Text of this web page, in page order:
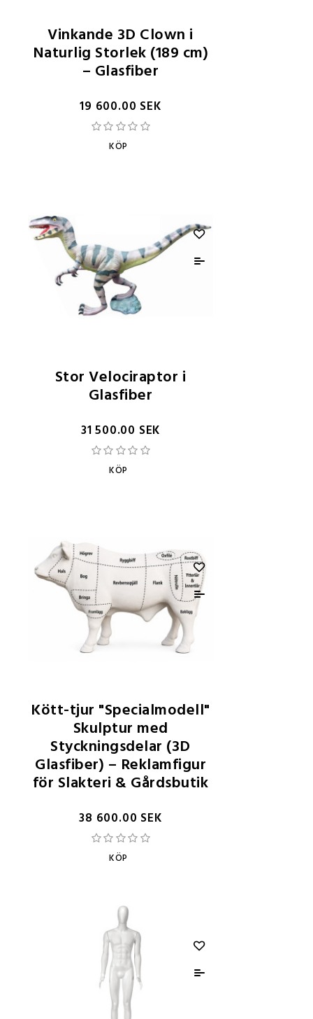
Vinkande 3D Clown i
Naturlig Storlek (189 cm)
– Glasfiber
19 600.00 SEK
KÖP
Stor Velociraptor i
Glasfiber
31 500.00 SEK
KÖP
Kött-tjur "Specialmodell"
Skulptur med
Styckningsdelar (3D
Glasfiber) – Reklamfigur
för Slakteri & Gårdsbutik
38 600.00 SEK
KÖP